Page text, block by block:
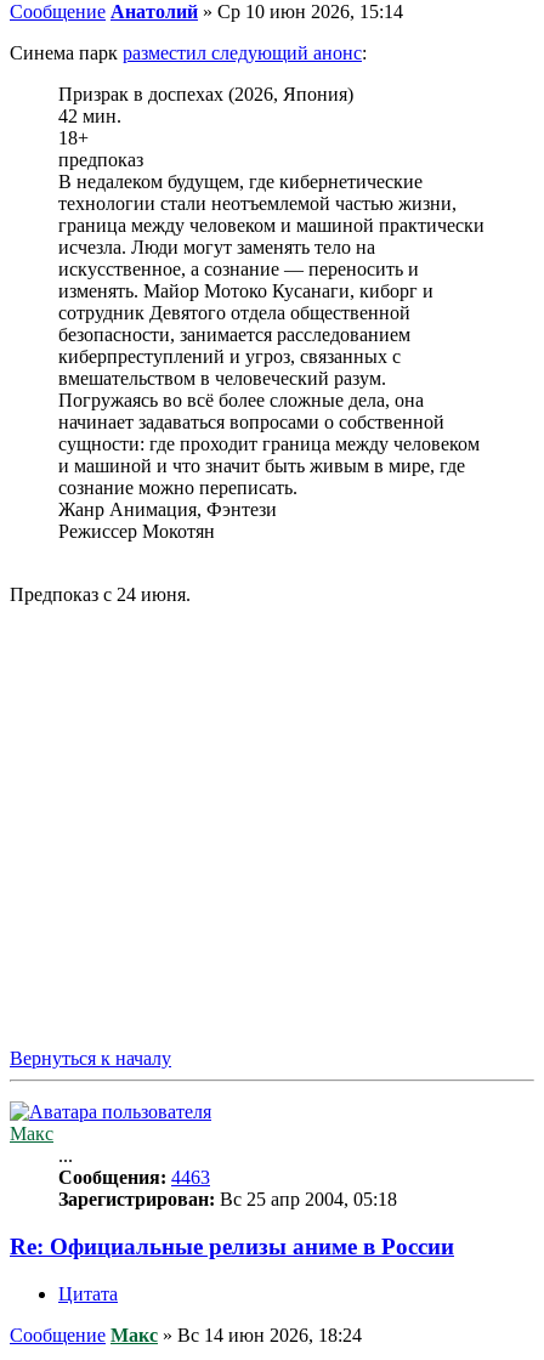
Сообщение Анатолий » Ср 10 июн 2026, 15:14
Синема парк разместил следующий анонс:
Призрак в доспехах (2026, Япония)
42 мин.
18+
предпоказ
В недалеком будущем, где кибернетические
технологии стали неотъемлемой частью жизни,
граница между человеком и машиной практически
исчезла. Люди могут заменять тело на
искусственное, а сознание — переносить и
изменять. Майор Мотоко Кусанаги, киборг и
сотрудник Девятого отдела общественной
безопасности, занимается расследованием
киберпреступлений и угроз, связанных с
вмешательством в человеческий разум.
Погружаясь во всё более сложные дела, она
начинает задаваться вопросами о собственной
сущности: где проходит граница между человеком
и машиной и что значит быть живым в мире, где
сознание можно переписать.
Жанр Анимация, Фэнтези
Режиссер Мокотян
Предпоказ с 24 июня.
Вернуться к началу
Макс
...
Сообщения: 4463
Зарегистрирован: Вс 25 апр 2004, 05:18
Re: Официальные релизы аниме в России
Цитата
Сообщение Макс » Вс 14 июн 2026, 18:24